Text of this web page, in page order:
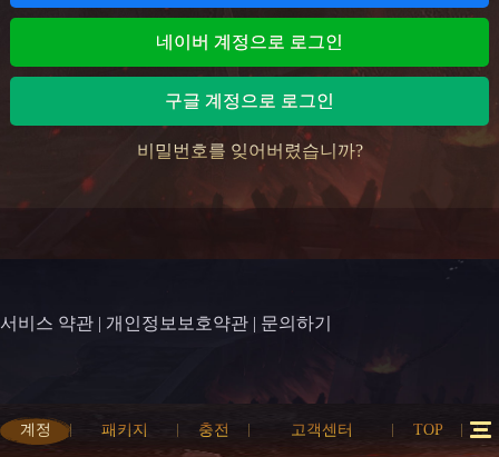
네이버 계정으로 로그인
구글 계정으로 로그인
비밀번호를 잊어버렸습니까?
서비스 약관 | 개인정보보호약관 | 문의하기
계정 패키지 충전 고객센터 TOP 12